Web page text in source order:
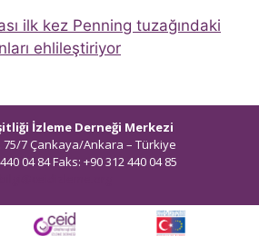
ilk kez Penning tuzağındaki
ehlileştiriyor
İzleme Derneği Merkezi
75/7 Çankaya/Ankara – Türkiye
04 84 Faks: +90 312 440 04 85